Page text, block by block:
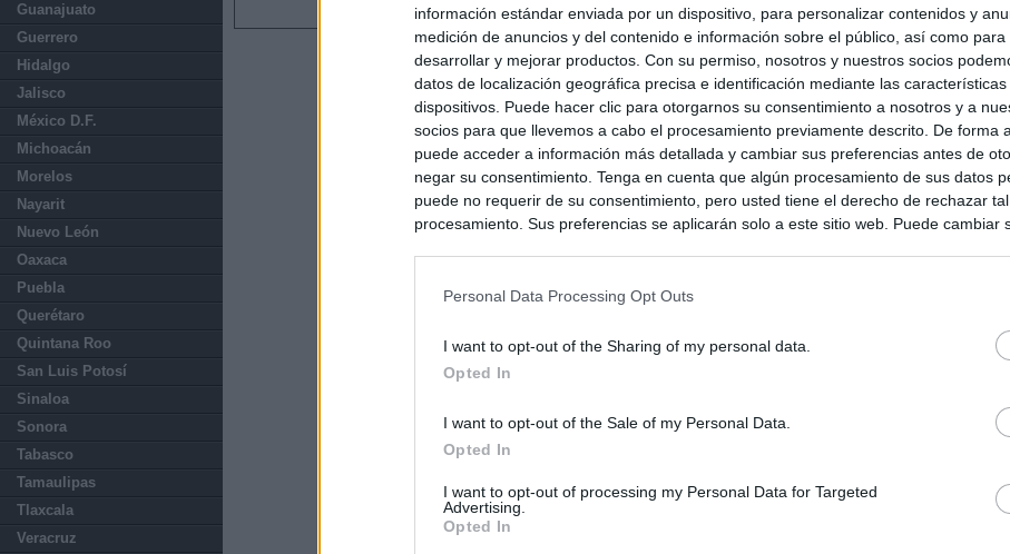
información estándar enviada por un dispositivo, para personalizar contenidos y
medición de anuncios y del contenido e información sobre el público, así como para
desarrollar y mejorar productos. Con su permiso, nosotros y nuestros socios
datos de localización geográfica precisa e identificación mediante las características
dispositivos. Puede hacer clic para otorgarnos su consentimiento a nosotros y a
socios para que llevemos a cabo el procesamiento previamente descrito. De forma
puede acceder a información más detallada y cambiar sus preferencias antes de
negar su consentimiento. Tenga en cuenta que algún procesamiento de sus datos
puede no requerir de su consentimiento, pero usted tiene el derecho de rechazar tal
procesamiento. Sus preferencias se aplicarán solo a este sitio web. Puede cambiar
Personal Data Processing Opt Outs
I want to opt-out of the Sharing of my personal data.
Opted In
I want to opt-out of the Sale of my Personal Data.
Opted In
I want to opt-out of processing my Personal Data for Targeted
Advertising.
Opted In
Guanajuato
Guerrero
Hidalgo
Jalisco
México D.F.
Michoacán
Morelos
Nayarit
Nuevo León
Oaxaca
Puebla
Querétaro
Quintana Roo
San Luis Potosí
Sinaloa
Sonora
Tabasco
Tamaulipas
Tlaxcala
Veracruz